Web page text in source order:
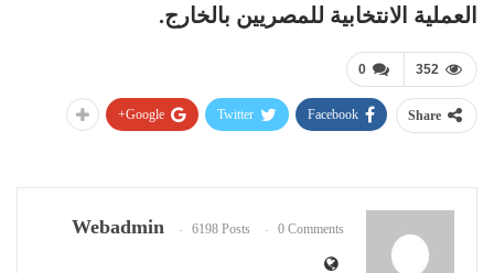
العملية الانتخابية للمصريين بالخارج.
0 352
Share
Facebook
Twitter
Google+
Webadmin 6198 Posts 0 Comments